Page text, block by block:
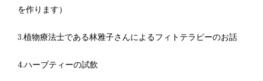
を作ります）
3.植物療法士である林雅子さんによるフィトテラピーのお話
4.ハーブティーの試飲